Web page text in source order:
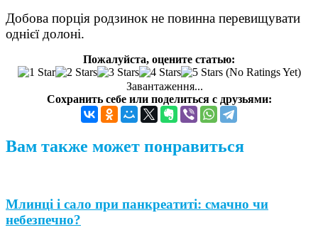
Добова порція родзинок не повинна перевищувати
однієї долоні.
Пожалуйста, оцените статью:
(No Ratings Yet)
Завантаження...
Сохранить себе или поделиться с друзьями:
Вам также может понравиться
Млинці і сало при панкреатиті: смачно чи
небезпечно?